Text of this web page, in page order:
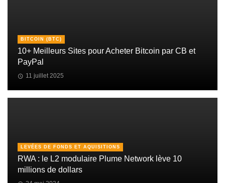
BITCOIN (BTC)
10+ Meilleurs Sites pour Acheter Bitcoin par CB et
PayPal
11 juillet 2025
LEVÉES DE FONDS ET AQUISITIONS
RWA : le L2 modulaire Plume Network lève 10
millions de dollars